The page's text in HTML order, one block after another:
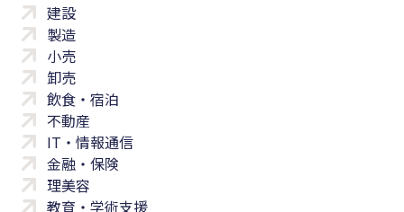
建設
製造
小売
卸売
飲食・宿泊
不動産
IT・情報通信
金融・保険
理美容
教育・学術支援